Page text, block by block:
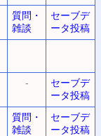
質問・
雑談
セーブデ
ータ投稿
-
セーブデ
ータ投稿
質問・
雑談
セーブデ
ータ投稿